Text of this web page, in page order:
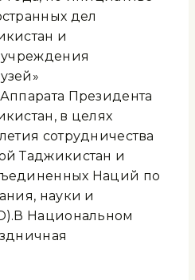
дел
и
учреждения
Президента
в целях
сотрудничества
Таджикистан и
Наций по
науки и
Национальном